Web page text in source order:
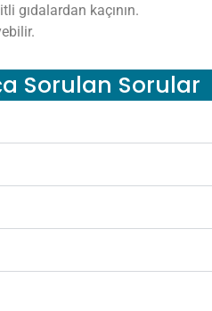
gıdalardan kaçının.
Sorulan Sorular